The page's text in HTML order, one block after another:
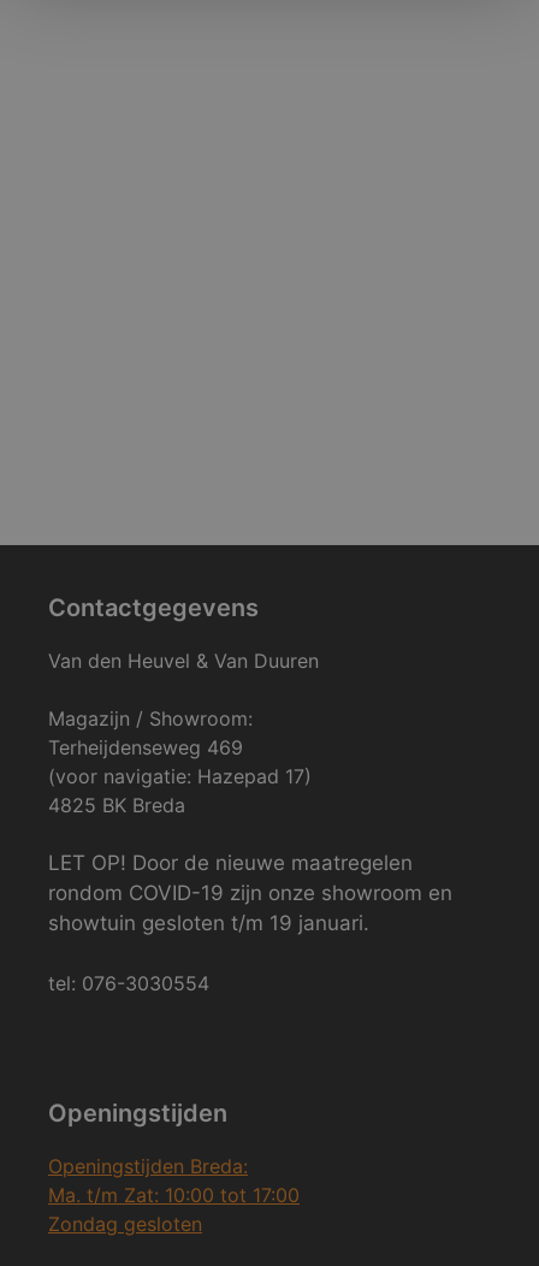
Contactgegevens
Van den Heuvel & Van Duuren
Magazijn / Showroom:
Terheijdenseweg 469
(voor navigatie: Hazepad 17)
4825 BK Breda
LET OP! Door de nieuwe maatregelen
rondom COVID-19 zijn onze showroom en
showtuin gesloten t/m 19 januari.
tel: 076-3030554
Openingstijden
Openingstijden Breda:
Ma. t/m Zat: 10:00 tot 17:00
Zondag gesloten